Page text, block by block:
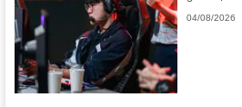
04/08/2026